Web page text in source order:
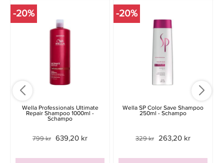
-20%
Wella Professionals Ultimate
Repair Shampoo 1000ml -
Schampo
799 kr 639,20 kr
-20%
Wella SP Color Save Shampoo
250ml - Schampo
329 kr 263,20 kr